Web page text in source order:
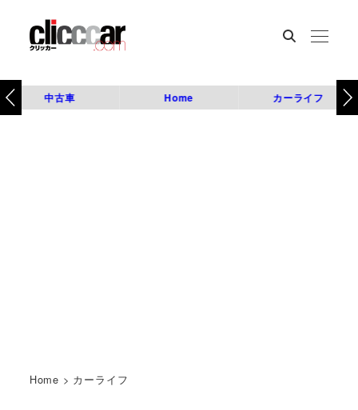
中古車 Home カーライフ
Home > カーライフ